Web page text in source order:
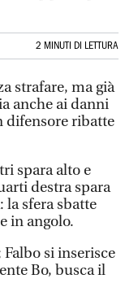
2 MINUTI DI LETTURA
strafare, ma già
anche ai danni
difensore ribatte
spara alto e
destra spara
la sfera sbatte
in angolo.
si inserisce
Bo, busca il